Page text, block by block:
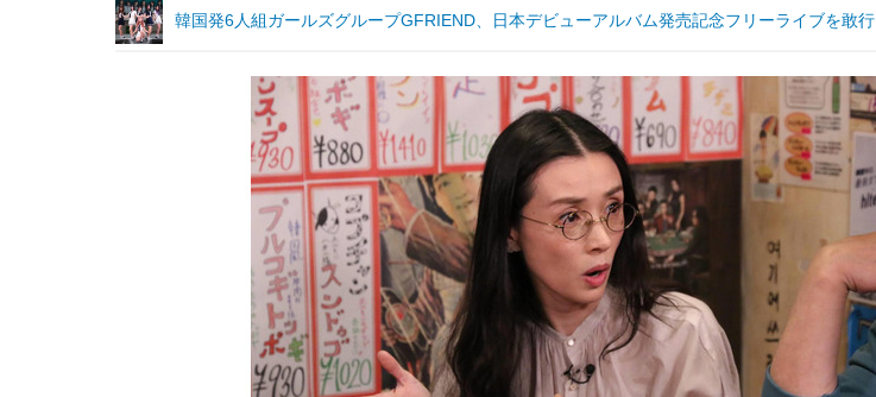
韓国発6人組ガールズグループGFRIEND、日本デビューアルバム発売記念フリーライブを敢行